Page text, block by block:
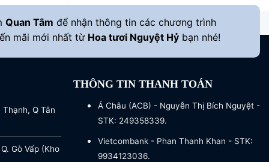
Quan Tâm để nhận thông tin các chương trình
mãi mới nhất từ Hoa tươi Nguyệt Hỷ bạn nhé!
Thạnh, Q Tân
Gò Vấp (Kho
THÔNG TIN THANH TOÁN
Á Châu (ACB) - Nguyễn Thị Bích Nguyệt -
STK: 249358339.
Vietcombank - Phan Thanh Khan - STK:
9934123036.